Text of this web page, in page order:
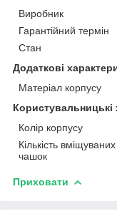
Виробник
Гарантійний термін
Стан
Додаткові
Матеріал корпусу
Користувальницькі
Колір корпусу
Кількість вміщуваних
чашок
Приховати